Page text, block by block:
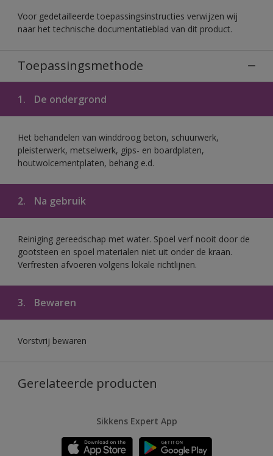
Voor gedetailleerde toepassingsinstructies verwijzen wij
naar het technische documentatieblad van dit product.
Toepassingsmethode
1. De ondergrond
Het behandelen van winddroog beton, schuurwerk,
pleisterwerk, metselwerk, gips- en boardplaten,
houtwolcementplaten, behang e.d.
2. Na gebruik
Reiniging gereedschap met water. Spoel verf nooit door de
gootsteen en spoel materialen niet uit onder de kraan.
Verfresten afvoeren volgens lokale richtlijnen.
3. Bewaren
Vorstvrij bewaren
Gerelateerde producten
Sikkens Expert App